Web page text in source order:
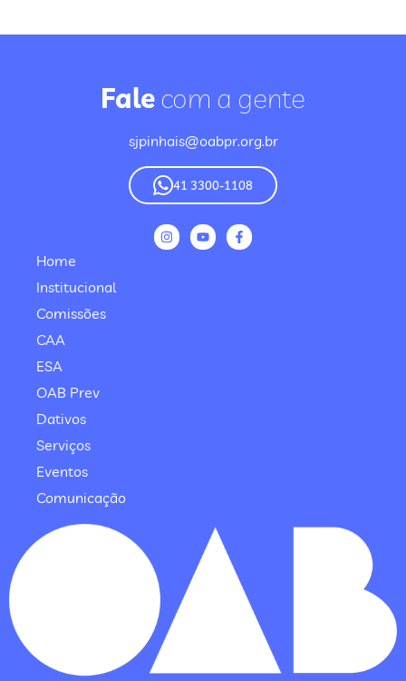
Fale com a gente
sjpinhais@oabpr.org.br
41 3300-1108
Home
Institucional
Comissões
CAA
ESA
OAB Prev
Dativos
Serviços
Eventos
Comunicação